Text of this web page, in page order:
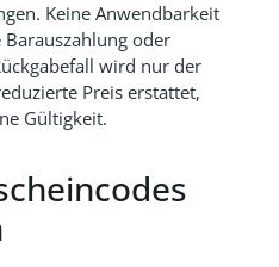
Keine Anwendbarkeit
oder
wird nur der
Preis erstattet,
Gültigkeit.